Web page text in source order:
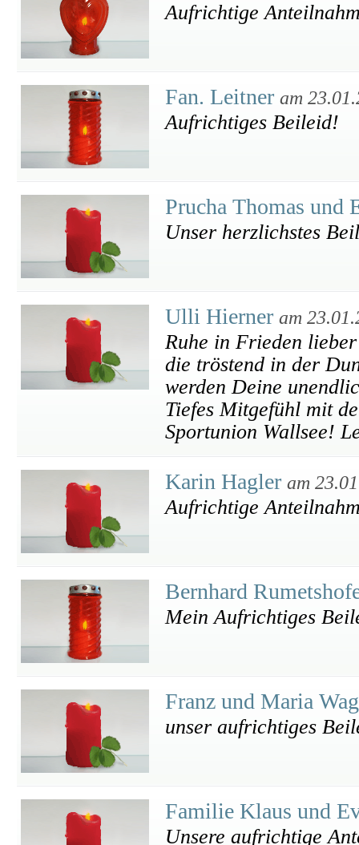
Aufrichtige
Fan. Leitner am
Aufrichtiges Beileid!
Prucha Thomas und
Unser herzlichstes
Ulli Hierner am
Ruhe in Frieden
die tröstend in der
werden Deine
Tiefes Mitgefühl mit
Sportunion Wallsee!
Karin Hagler am
Aufrichtige
Bernhard
Mein Aufrichtiges
Franz und Maria
unser aufrichtiges
Familie Klaus und
Unsere aufrichtige